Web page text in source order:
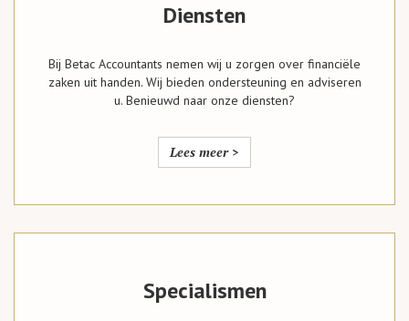
Diensten
Bij Betac Accountants nemen wij u zorgen over financiële
zaken uit handen. Wij bieden ondersteuning en adviseren
u. Benieuwd naar onze diensten?
Lees meer >
Specialismen